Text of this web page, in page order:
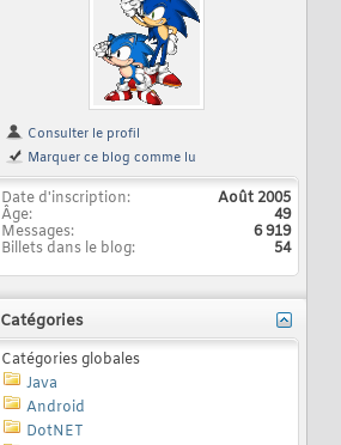
Consulter le profil
Marquer ce blog comme lu
Date d'inscription
Août 2005
Âge
49
Messages
6 919
Billets dans le blog
54
Catégories
Catégories globales
Java
Android
DotNET